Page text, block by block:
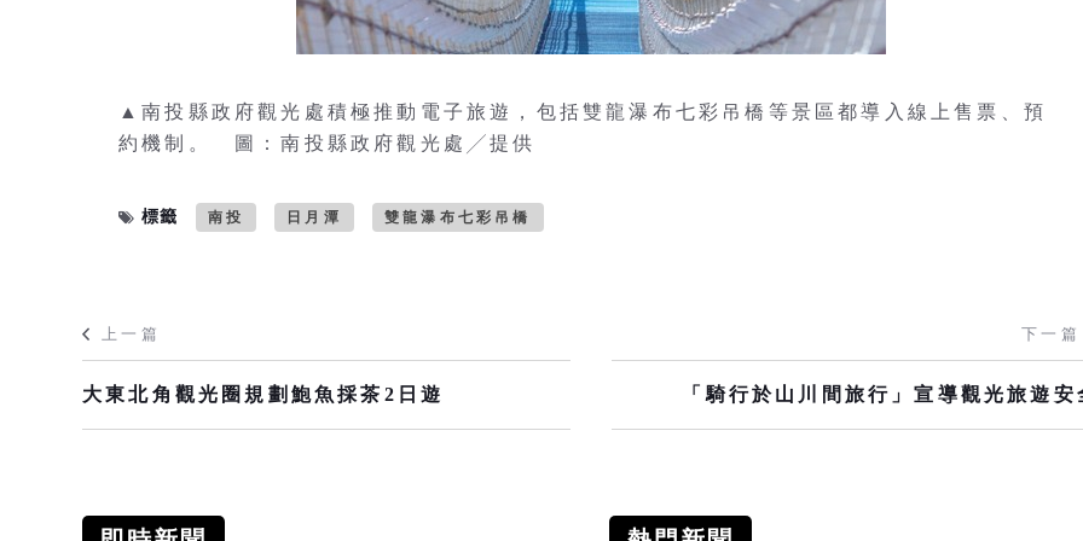
▲南投縣政府觀光處積極推動電子旅遊，包括雙龍瀑布七彩吊橋等景區都導入線上售票、預
約機制。 圖：南投縣政府觀光處╱提供
標籤 南投 日月潭 雙龍瀑布七彩吊橋
上一篇
大東北角觀光圈規劃鮑魚採茶2日遊
下一篇
「騎行於山川間旅行」宣導觀光旅遊安